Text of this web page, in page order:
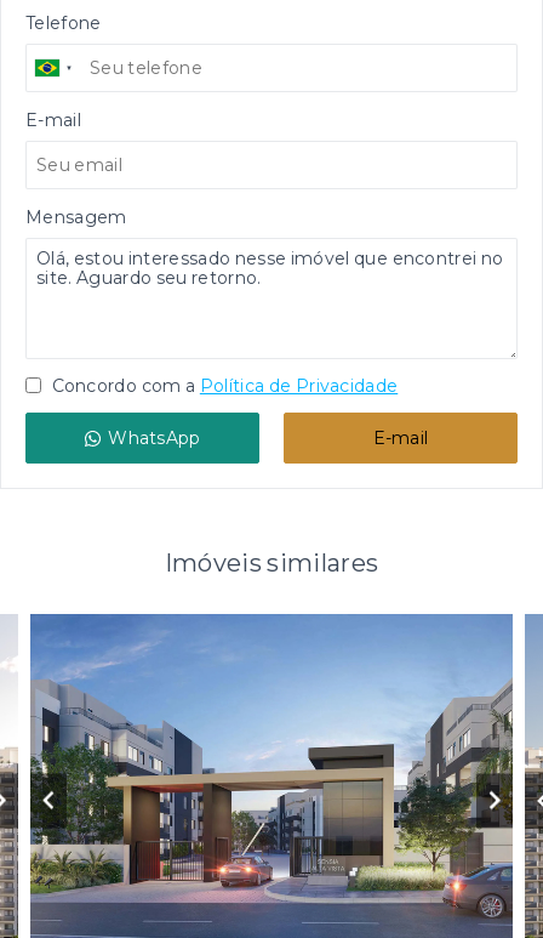
Telefone
E-mail
Mensagem
Concordo com a Política de Privacidade
WhatsApp E-mail
Imóveis similares